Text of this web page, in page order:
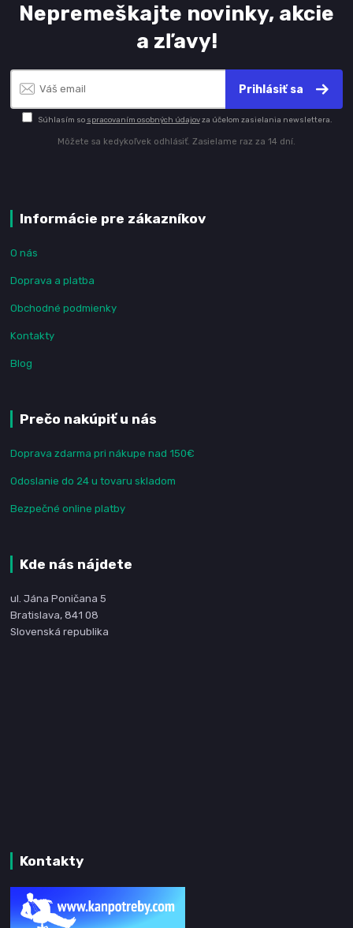
Nepremeškajte novinky, akcie
a zľavy!
Prihlásiť sa
Súhlasím so spracovaním osobných údajovza účelom zasielania newslettera.
Môžete sa kedykoľvek odhlásiť. Zasielame raz za 14 dní.
Informácie pre zákazníkov
O nás
Doprava a platba
Obchodné podmienky
Kontakty
Blog
Prečo nakúpiť u nás
Doprava zdarma pri nákupe nad 150€
Odoslanie do 24 u tovaru skladom
Bezpečné online platby
Kde nás nájdete
ul. Jána Poničana 5
Bratislava, 841 08
Slovenská republika
Kontakty